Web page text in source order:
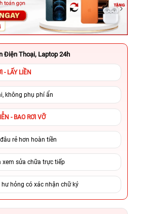
Điện Thoại, Laptop 24h
- LẤY LIỀN
không phụ phí ẩn
- BAO RƠI VỠ
rẻ hơn hoàn tiền
xem sửa chữa trực tiếp
hỏng có xác nhận chữ ký